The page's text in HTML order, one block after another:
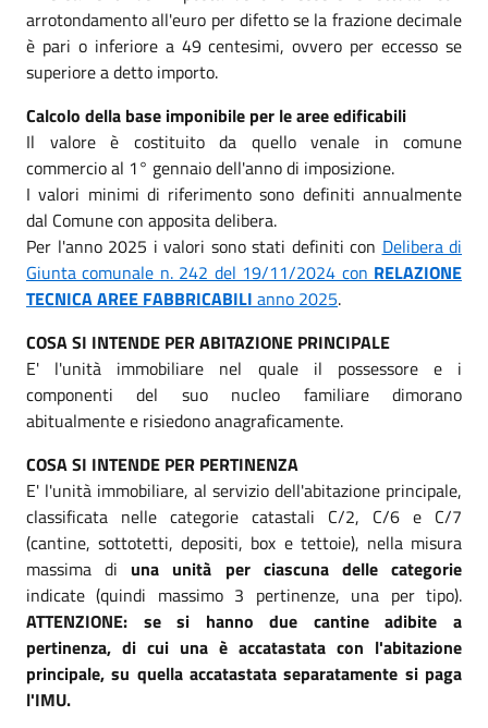
arrotondamento all'euro per difetto se la frazione decimale
è pari o inferiore a 49 centesimi, ovvero per eccesso se
superiore a detto importo.
Calcolo della base imponibile per le aree edificabili
Il valore è costituito da quello venale in comune
commercio al 1° gennaio dell'anno di imposizione.
I valori minimi di riferimento sono definiti annualmente
dal Comune con apposita delibera.
Per l'anno 2025 i valori sono stati definiti con Delibera di
Giunta comunale n. 242 del 19/11/2024 con RELAZIONE
TECNICA AREE FABBRICABILI anno 2025.
COSA SI INTENDE PER ABITAZIONE PRINCIPALE
E' l'unità immobiliare nel quale il possessore e i
componenti del suo nucleo familiare dimorano
abitualmente e risiedono anagraficamente.
COSA SI INTENDE PER PERTINENZA
E' l'unità immobiliare, al servizio dell'abitazione principale,
classificata nelle categorie catastali C/2, C/6 e C/7
(cantine, sottotetti, depositi, box e tettoie), nella misura
massima di una unità per ciascuna delle categorie
indicate (quindi massimo 3 pertinenze, una per tipo).
ATTENZIONE: se si hanno due cantine adibite a
pertinenza, di cui una è accatastata con l'abitazione
principale, su quella accatastata separatamente si paga
l'IMU.